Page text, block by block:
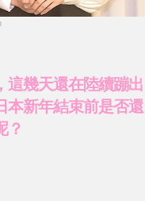
這幾天還在陸續蹦出
本新年結束前是否還
？